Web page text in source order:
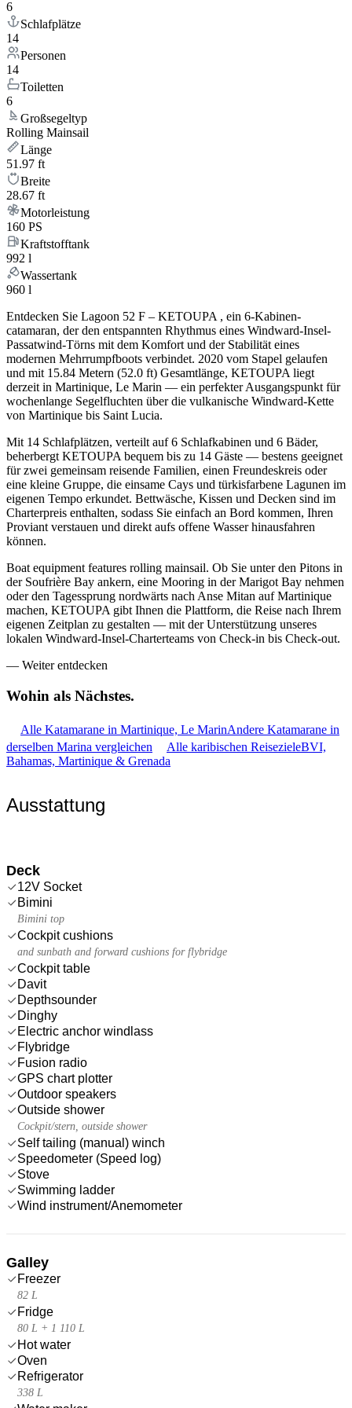
6
Schlafplätze
14
Personen
14
Toiletten
6
Großsegeltyp
Rolling Mainsail
Länge
51.97 ft
Breite
28.67 ft
Motorleistung
160 PS
Kraftstofftank
992 l
Wassertank
960 l
Entdecken Sie Lagoon 52 F – KETOUPA , ein 6-Kabinen-
catamaran, der den entspannten Rhythmus eines Windward-Insel-
Passatwind-Törns mit dem Komfort und der Stabilität eines
modernen Mehrrumpfboots verbindet. 2020 vom Stapel gelaufen
und mit 15.84 Metern (52.0 ft) Gesamtlänge, KETOUPA liegt
derzeit in Martinique, Le Marin — ein perfekter Ausgangspunkt für
wochenlange Segelfluchten über die vulkanische Windward-Kette
von Martinique bis Saint Lucia.
Mit 14 Schlafplätzen, verteilt auf 6 Schlafkabinen und 6 Bäder,
beherbergt KETOUPA bequem bis zu 14 Gäste — bestens geeignet
für zwei gemeinsam reisende Familien, einen Freundeskreis oder
eine kleine Gruppe, die einsame Cays und türkisfarbene Lagunen im
eigenen Tempo erkundet. Bettwäsche, Kissen und Decken sind im
Charterpreis enthalten, sodass Sie einfach an Bord kommen, Ihren
Proviant verstauen und direkt aufs offene Wasser hinausfahren
können.
Boat equipment features rolling mainsail. Ob Sie unter den Pitons in
der Soufrière Bay ankern, eine Mooring in der Marigot Bay nehmen
oder den Tagessprung nordwärts nach Anse Mitan auf Martinique
machen, KETOUPA gibt Ihnen die Plattform, die Reise nach Ihrem
eigenen Zeitplan zu gestalten — mit der Unterstützung unseres
lokalen Windward-Insel-Charterteams von Check-in bis Check-out.
— Weiter entdecken
Wohin als Nächstes.
Alle Katamarane in Martinique, Le MarinAndere Katamarane in
derselben Marina vergleichen
Alle karibischen ReisezieleBVI,
Bahamas, Martinique & Grenada
Ausstattung
Deck
12V Socket
Bimini
Bimini top
Cockpit cushions
and sunbath and forward cushions for flybridge
Cockpit table
Davit
Depthsounder
Dinghy
Electric anchor windlass
Flybridge
Fusion radio
GPS chart plotter
Outdoor speakers
Outside shower
Cockpit/stern, outside shower
Self tailing (manual) winch
Speedometer (Speed log)
Stove
Swimming ladder
Wind instrument/Anemometer
Galley
Freezer
82 L
Fridge
80 L + 1 110 L
Hot water
Oven
Refrigerator
338 L